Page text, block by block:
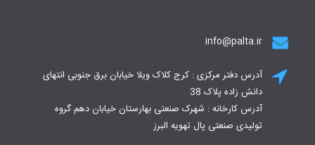
info@palta.ir
آدرس دفتر مرکزی : کرج کلاک ویلا خیابان برق جنوبی انتهای
دانش زاده پلاک 38
آدرس کارخانه : شهرک صنعتی بهارستان خیابان دهم گروه
تولیدی صنعتی پال تهویه البرز